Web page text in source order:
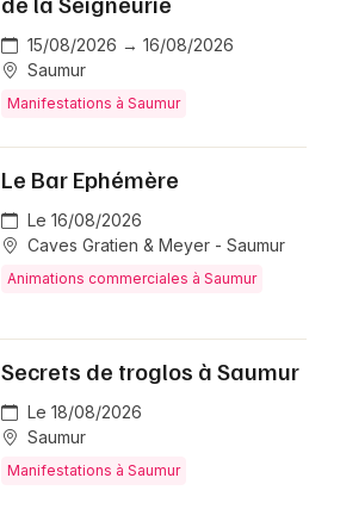
15/08/2026 → 16/08/2026
Saumur
Manifestations à Saumur
Le Bar Ephémère
Le 16/08/2026
Caves Gratien & Meyer - Saumur
Animations commerciales à Saumur
Secrets de troglos à Saumur
Le 18/08/2026
Saumur
Manifestations à Saumur